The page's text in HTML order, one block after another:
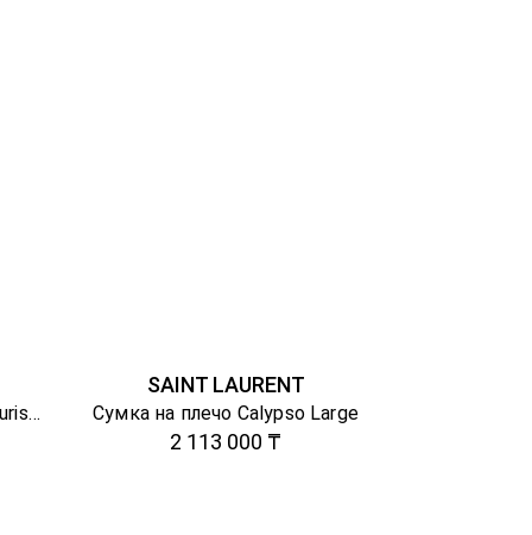
Замшевая сумка-тоут Le Turismo
SAINT LAURENT
Сумка на плечо Calypso Large
2 113 000 ₸